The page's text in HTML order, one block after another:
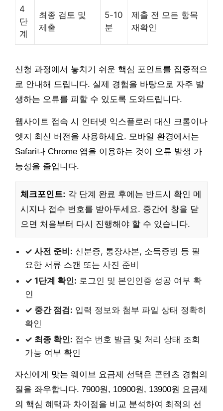
4
단
계
최종 검토 및
제출
5-10
분
제출 전 모든 항목
재확인
신청 과정에서 놓치기 쉬운 핵심 포인트를 집중적으
로 안내해 드립니다. 실제 경험을 바탕으로 자주 발
생하는 오류를 피할 수 있도록 도와드립니다.
웹사이트 접속 시 인터넷 익스플로러 대신 크롬이나
엣지 최신 버전을 사용하세요. 모바일 환경에서는
Safari나 Chrome 앱을 이용하는 것이 오류 발생 가
능성을 줄입니다.
체크포인트: 각 단계 완료 후에는 반드시 확인 메
시지나 접수 번호를 받아두세요. 중간에 창을 닫
으면 처음부터 다시 진행해야 할 수 있습니다.
✓ 사전 준비: 신분증, 통장사본, 소득증빙 등 필
요한 서류 스캔 또는 사진 준비
✓ 1단계 확인: 로그인 및 본인인증 성공 여부 확
인
✓ 중간 점검: 입력 정보와 첨부 파일 상태 정확히
확인
✓ 최종 확인: 접수 번호 발급 및 처리 상태 조회
가능 여부 확인
자신에게 맞는 웨이브 요금제 선택은 콘텐츠 경험의
질을 좌우합니다. 7900원, 10900원, 13900원 요금제
의 핵심 혜택과 차이점을 비교 분석하여 최적의 선